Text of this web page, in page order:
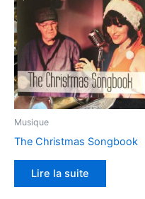
Musique
The Christmas Songbook
Lire la suite